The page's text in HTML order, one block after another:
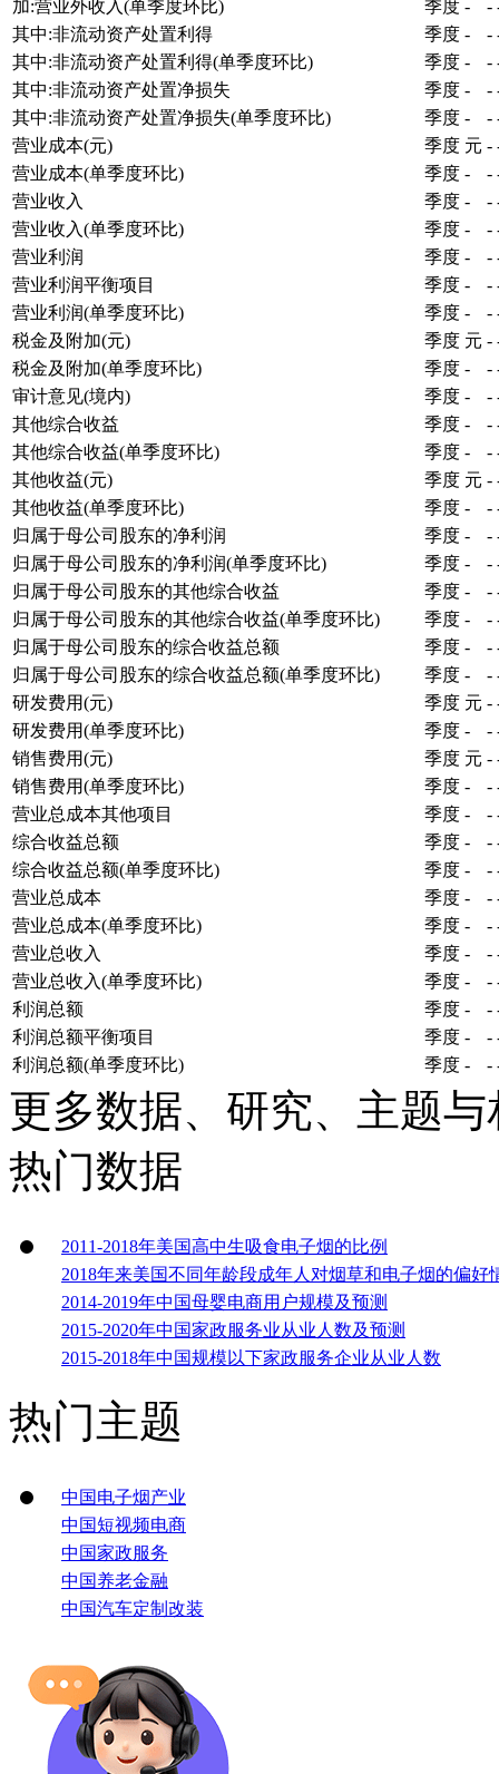
加:营业外收入(单季度环比) 季度 - -
其中:非流动资产处置利得
季度 - -
其中:非流动资产处置利得(单季度环比)
季度 - -
其中:非流动资产处置净损失
季度 - -
其中:非流动资产处置净损失(单季度环比)
季度 - -
营业成本(元)
季度 元 -
营业成本(单季度环比)
季度 - -
营业收入
季度 - -
营业收入(单季度环比)
季度 - -
营业利润
季度 - -
营业利润平衡项目
季度 - -
营业利润(单季度环比)
季度 - -
税金及附加(元)
季度 元 -
税金及附加(单季度环比)
季度 - -
审计意见(境内)
季度 - -
其他综合收益
季度 - -
其他综合收益(单季度环比)
季度 - -
其他收益(元)
季度 元 -
其他收益(单季度环比)
季度 - -
归属于母公司股东的净利润
季度 - -
归属于母公司股东的净利润(单季度环比)
季度 - -
归属于母公司股东的其他综合收益
季度 - -
归属于母公司股东的其他综合收益(单季度环比)
季度 - -
归属于母公司股东的综合收益总额
季度 - -
归属于母公司股东的综合收益总额(单季度环比)
季度 - -
研发费用(元)
季度 元 -
研发费用(单季度环比)
季度 - -
销售费用(元)
季度 元 -
销售费用(单季度环比)
季度 - -
营业总成本其他项目
季度 - -
综合收益总额
季度 - -
综合收益总额(单季度环比)
季度 - -
营业总成本
季度 - -
营业总成本(单季度环比)
季度 - -
营业总收入
季度 - -
营业总收入(单季度环比)
季度 - -
利润总额
季度 - -
利润总额平衡项目
季度 - -
利润总额(单季度环比)
季度 - -
更多数据、研究、主题
热门数据
2011-2018年美国高中生吸食电子烟的比例
2018年来美国不同年龄段成年人对烟草和电子烟的偏好
2014-2019年中国母婴电商用户规模及预测
2015-2020年中国家政服务业从业人数及预测
2015-2018年中国规模以下家政服务企业从业人数
热门主题
中国电子烟产业
中国短视频电商
中国家政服务
中国养老金融
中国汽车定制改装